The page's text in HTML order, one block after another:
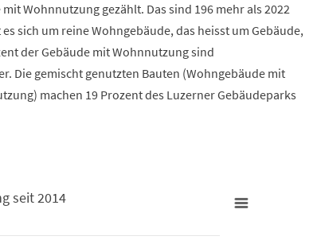
Wohnnutzung gezählt. Das sind 196 mehr als 2022
sich um reine Wohngebäude, das heisst um Gebäude,
der Gebäude mit Wohnnutzung sind
Die gemischt genutzten Bauten (Wohngebäude mit
machen 19 Prozent des Luzerner Gebäudeparks
seit 2014